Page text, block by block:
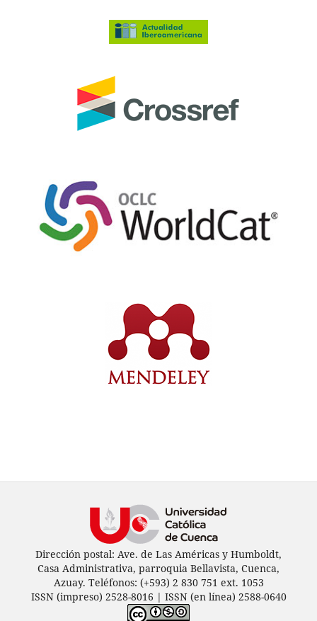
Dirección postal: Ave. de Las Américas y Humboldt,
Casa Administrativa, parroquia Bellavista, Cuenca,
Azuay. Teléfonos: (+593) 2 830 751 ext. 1053
ISSN (impreso) 2528-8016 | ISSN (en línea) 2588-0640